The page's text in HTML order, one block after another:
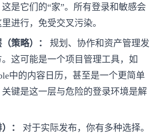
是它们的“家”。所有登录和敏感会
进行，免受交叉污染。
策略）：
规划、协作和资产管理发
这可能是一个项目管理工具，如
中的内容日历，甚至是一个更简单
键是这一层与危险的登录环境是解
：
对于实际发布，你有多种选择。